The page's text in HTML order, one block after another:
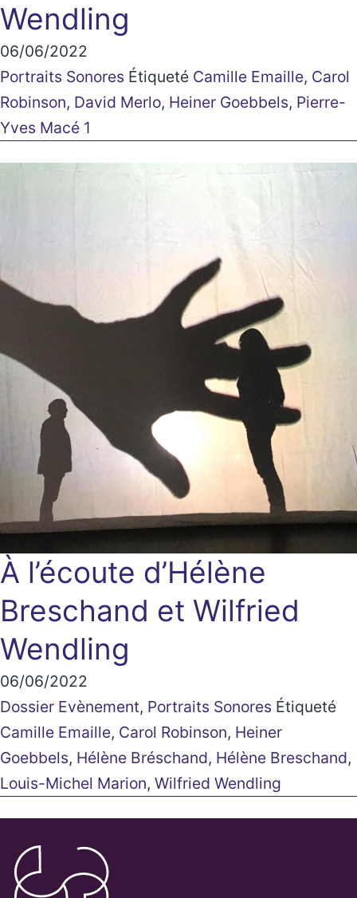
Wendling
06/06/2022
Portraits Sonores Étiqueté Camille Emaille, Carol
Robinson, David Merlo, Heiner Goebbels, Pierre-
Yves Macé 1
À l’écoute d’Hélène
Breschand et Wilfried
Wendling
06/06/2022
Dossier Evènement, Portraits Sonores Étiqueté
Camille Emaille, Carol Robinson, Heiner
Goebbels, Hélène Bréschand, Hélène Breschand,
Louis-Michel Marion, Wilfried Wendling